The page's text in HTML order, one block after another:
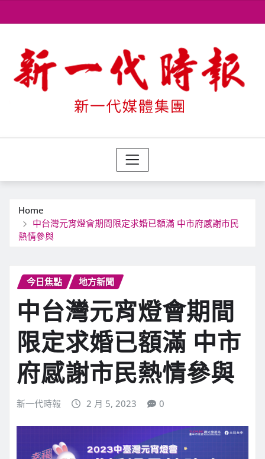
to
Home
中台灣元宵燈會期間限定求婚已額滿 中市府感謝市民
熱情參與
今日焦點 地方新聞
中台灣元宵燈會期間
限定求婚已額滿 中市
府感謝市民熱情參與
新一代時報 2 月 5, 2023 0